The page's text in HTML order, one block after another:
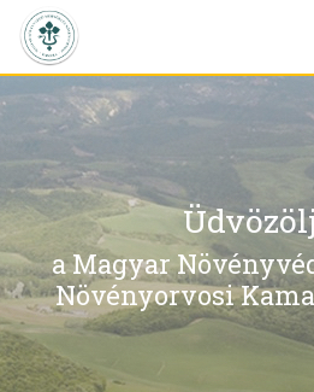
a Magyar
Növényorvosi